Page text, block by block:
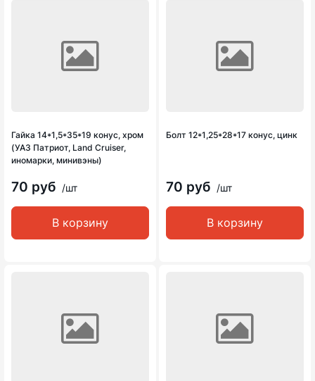
Гайка 14*1,5*35*19 конус, хром
(УАЗ Патриот, Land Cruiser,
иномарки, минивэны)
70 руб /шт
В корзину
Болт 12*1,25*28*17 конус, цинк
70 руб /шт
В корзину